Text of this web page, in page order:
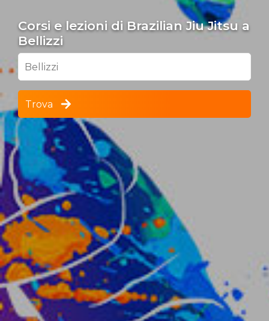
Corsi e lezioni di Brazilian Jiu Jitsu a
Bellizzi
Bellizzi
Trova